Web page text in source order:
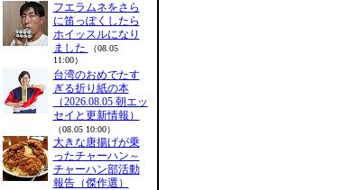
フエラムネをさら
に笛っぽくしたら
ホイッスルになり
ました
（08.05
11:00）
台湾のおめでたす
ぎる折り紙の本
（2026.08.05 朝エッ
セイと更新情報）
（08.05 10:00）
大きな唐揚げが乗
ったチャーハン～
チャーハン部活動
報告（傑作選）